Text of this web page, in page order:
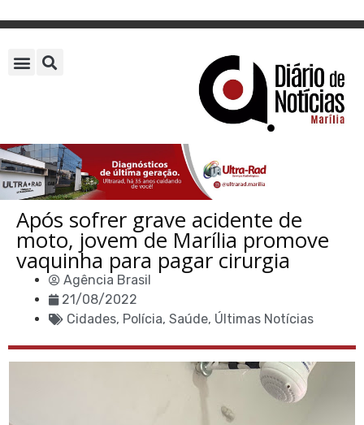
Após sofrer grave acidente de
moto, jovem de Marília promove
vaquinha para pagar cirurgia
Agência Brasil
21/08/2022
Cidades, Polícia, Saúde, Últimas Notícias